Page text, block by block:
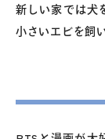
新しい家では犬
小さいエビを飼